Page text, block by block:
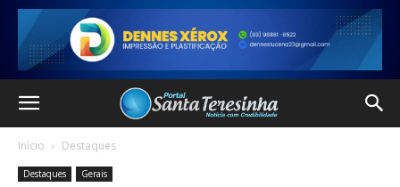
Início Destaques
Destaques Gerais